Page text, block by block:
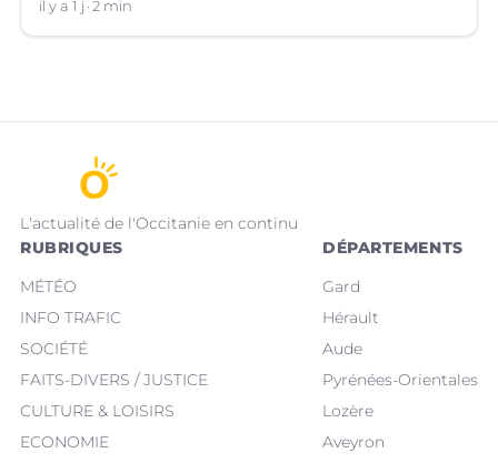
(Hérault).
il y a 1 j 2 min
L'actualité de l'Occitanie en continu
RUBRIQUES
MÉTÉO
INFO TRAFIC
SOCIÉTÉ
FAITS-DIVERS / JUSTICE
CULTURE & LOISIRS
ECONOMIE
DÉPARTEMENTS
Gard
Hérault
Aude
Pyrénées-Orientales
Lozère
Aveyron